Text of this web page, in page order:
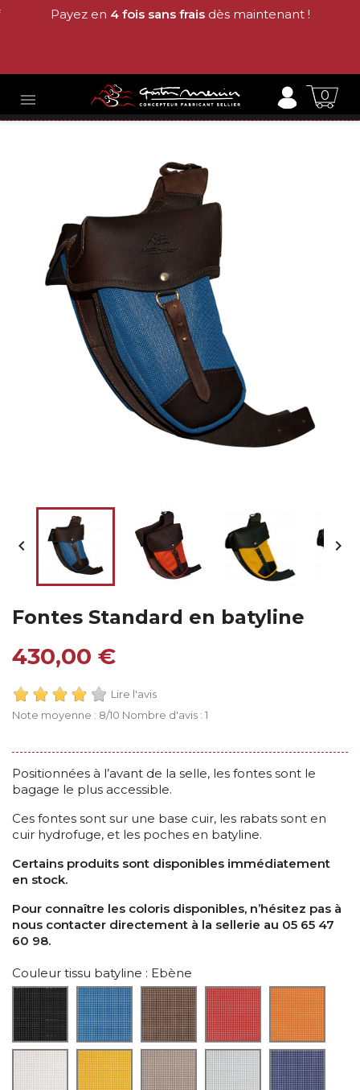
Payez en 4 fois sans fraisdès maintenant !
 0
 
Fontes Standard en batyline
430,00 €
Lire l'avis
Note moyenne : 8/10 Nombre d'avis : 1
Positionnées à l’avant de la selle, les fontes sont le
bagage le plus accessible.
Ces fontes sont sur une base cuir, les rabats sont en
cuir hydrofuge, et les poches en batyline.
Certains produits sont disponibles immédiatement
en stock.
Pour connaître les coloris disponibles, n’hésitez pas à
nous contacter directement à la sellerie au 05 65 47
60 98.
Couleur tissu batyline : Ebène